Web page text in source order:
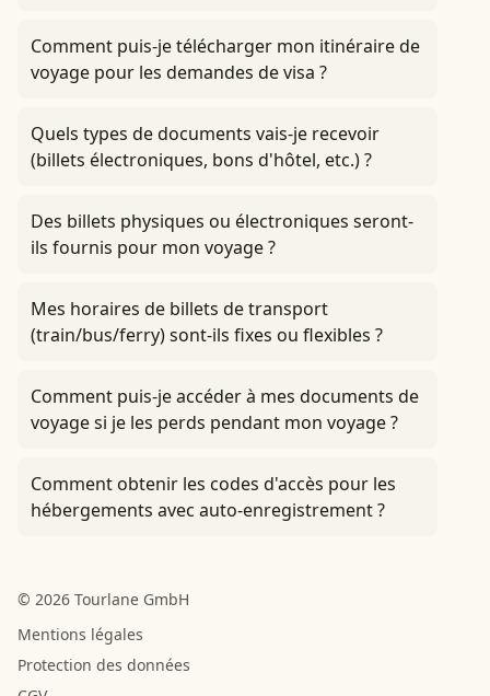
Comment puis-je télécharger mon itinéraire de
voyage pour les demandes de visa ?
Quels types de documents vais-je recevoir
(billets électroniques, bons d'hôtel, etc.) ?
Des billets physiques ou électroniques seront-
ils fournis pour mon voyage ?
Mes horaires de billets de transport
(train/bus/ferry) sont-ils fixes ou flexibles ?
Comment puis-je accéder à mes documents de
voyage si je les perds pendant mon voyage ?
Comment obtenir les codes d'accès pour les
hébergements avec auto-enregistrement ?
© 2026 Tourlane GmbH
Mentions légales
Protection des données